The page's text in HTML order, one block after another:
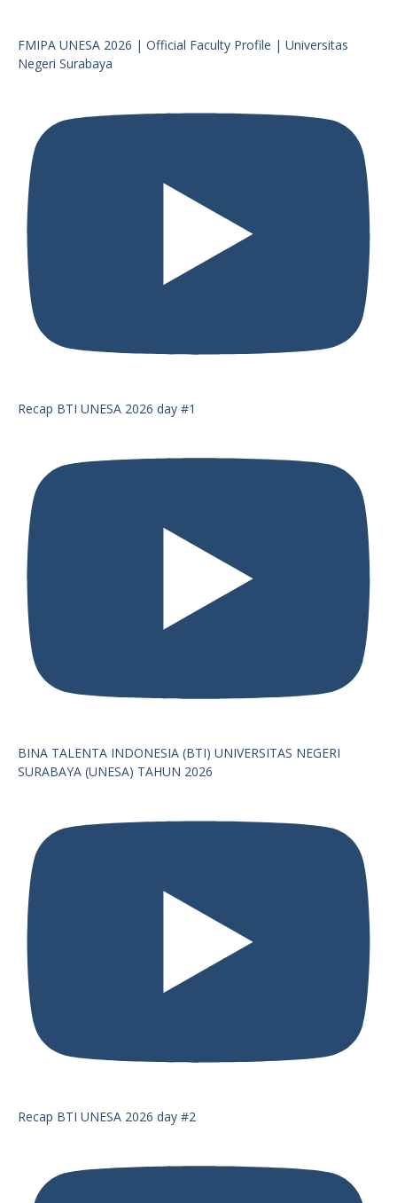
FMIPA UNESA 2026 | Official Faculty Profile | Universitas
Negeri Surabaya
Recap BTI UNESA 2026 day #1
BINA TALENTA INDONESIA (BTI) UNIVERSITAS NEGERI
SURABAYA (UNESA) TAHUN 2026
Recap BTI UNESA 2026 day #2